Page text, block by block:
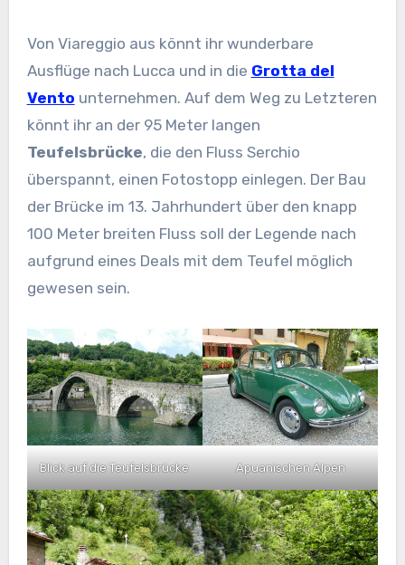
Von Viareggio aus könnt ihr wunderbare
Ausflüge nach Lucca und in die Grotta del
Vento unternehmen. Auf dem Weg zu Letzteren
könnt ihr an der 95 Meter langen
Teufelsbrücke, die den Fluss Serchio
überspannt, einen Fotostopp einlegen. Der Bau
der Brücke im 13. Jahrhundert über den knapp
100 Meter breiten Fluss soll der Legende nach
aufgrund eines Deals mit dem Teufel möglich
gewesen sein.
Blick auf die Teufelsbrücke Apuanischen Alpen